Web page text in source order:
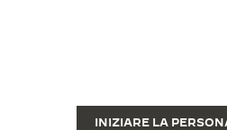
INIZIARE LA